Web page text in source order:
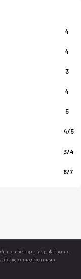
4
4
3
4
5
4/5
3/4
6/7
en hızlı spor takip platformu.
hiçbir maçı kaçırmayın.